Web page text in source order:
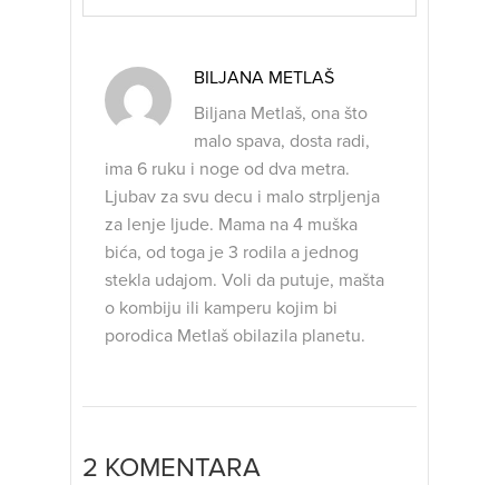
BILJANA METLAŠ
Biljana Metlaš, ona što
malo spava, dosta radi,
ima 6 ruku i noge od dva metra.
Ljubav za svu decu i malo strpljenja
za lenje ljude. Mama na 4 muška
bića, od toga je 3 rodila a jednog
stekla udajom. Voli da putuje, mašta
o kombiju ili kamperu kojim bi
porodica Metlaš obilazila planetu.
2 KOMENTARA